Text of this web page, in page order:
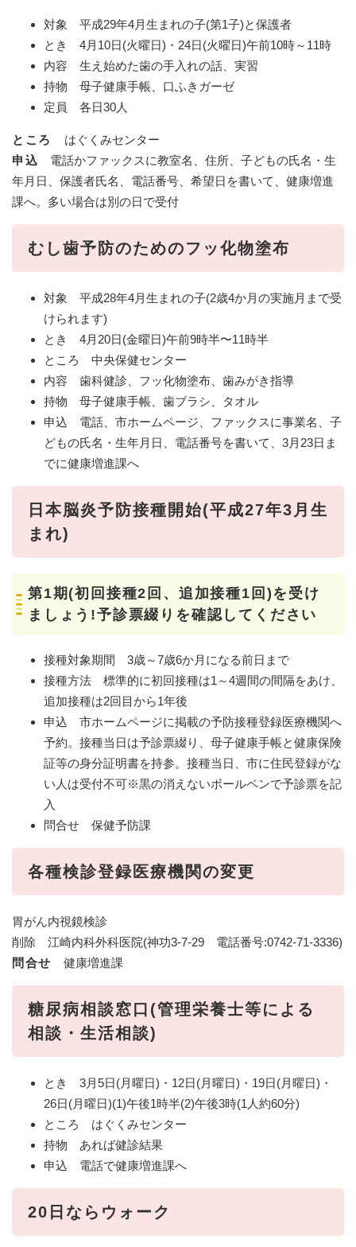
対象 平成29年4月生まれの子(第1子)と保護者
とき 4月10日(火曜日)・24日(火曜日)午前10時～11時
内容 生え始めた歯の手入れの話、実習
持物 母子健康手帳、口ふきガーゼ
定員 各日30人
ところ はぐくみセンター
申込 電話かファックスに教室名、住所、子どもの氏名・生
年月日、保護者氏名、電話番号、希望日を書いて、健康増進
課へ。多い場合は別の日で受付
むし歯予防のためのフッ化物塗布
対象 平成28年4月生まれの子(2歳4か月の実施月まで受
けられます)
とき 4月20日(金曜日)午前9時半〜11時半
ところ 中央保健センター
内容 歯科健診、フッ化物塗布、歯みがき指導
持物 母子健康手帳、歯ブラシ、タオル
申込 電話、市ホームページ、ファックスに事業名、子
どもの氏名・生年月日、電話番号を書いて、3月23日ま
でに健康増進課へ
日本脳炎予防接種開始(平成27年3月生
まれ)
第1期(初回接種2回、追加接種1回)を受け
ましょう!予診票綴りを確認してください
接種対象期間 3歳～7歳6か月になる前日まで
接種方法 標準的に初回接種は1～4週間の間隔をあけ、
追加接種は2回目から1年後
申込 市ホームページに掲載の予防接種登録医療機関へ
予約。接種当日は予診票綴り、母子健康手帳と健康保険
証等の身分証明書を持参。接種当日、市に住民登録がな
い人は受付不可※黒の消えないボールペンで予診票を記
入
問合せ 保健予防課
各種検診登録医療機関の変更
胃がん内視鏡検診
削除 江崎内科外科医院(神功3-7-29 電話番号:0742-71-3336)
問合せ 健康増進課
糖尿病相談窓口(管理栄養士等による
相談・生活相談)
とき 3月5日(月曜日)・12日(月曜日)・19日(月曜日)・
26日(月曜日)(1)午後1時半(2)午後3時(1人約60分)
ところ はぐくみセンター
持物 あれば健診結果
申込 電話で健康増進課へ
20日ならウォーク